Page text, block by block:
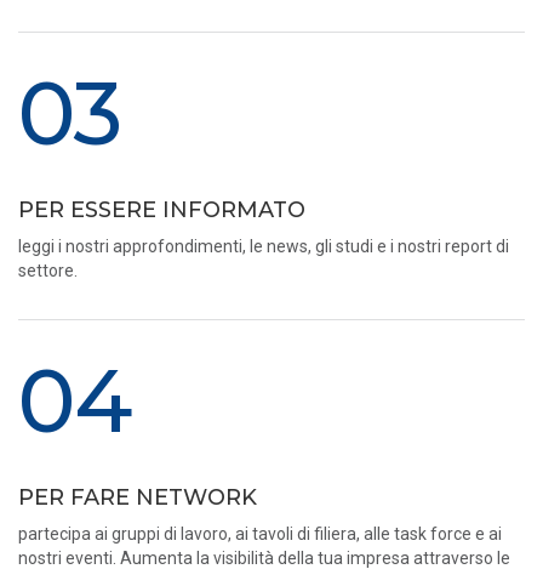
03
PER ESSERE INFORMATO
leggi i nostri approfondimenti, le news, gli studi e i nostri report di
settore.
04
PER FARE NETWORK
partecipa ai gruppi di lavoro, ai tavoli di filiera, alle task force e ai
nostri eventi. Aumenta la visibilità della tua impresa attraverso le